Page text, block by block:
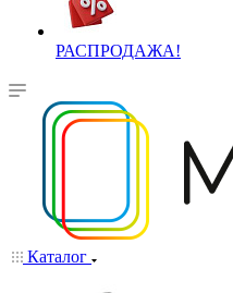
РАСПРОДАЖА!
Каталог